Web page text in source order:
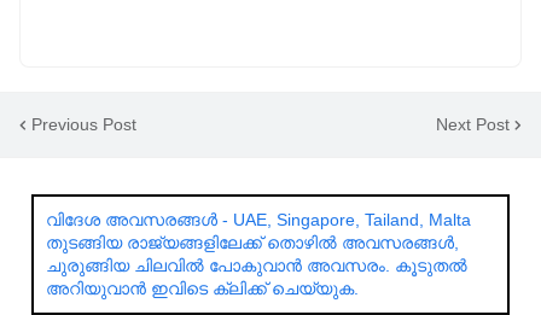
Previous Post Next Post
വിദേശ അവസരങ്ങൾ - UAE, Singapore, Tailand, Malta
തുടങ്ങിയ രാജ്യങ്ങളിലേക്ക് തൊഴിൽ അവസരങ്ങൾ,
ചുരുങ്ങിയ ചിലവിൽ പോകുവാൻ അവസരം. കൂടുതൽ
അറിയുവാൻ ഇവിടെ ക്ലിക്ക് ചെയ്യുക.